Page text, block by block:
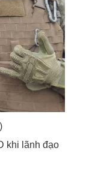
khi lãnh đạo